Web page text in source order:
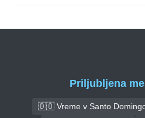
Priljubljena
🇩🇴 Vreme v Santo